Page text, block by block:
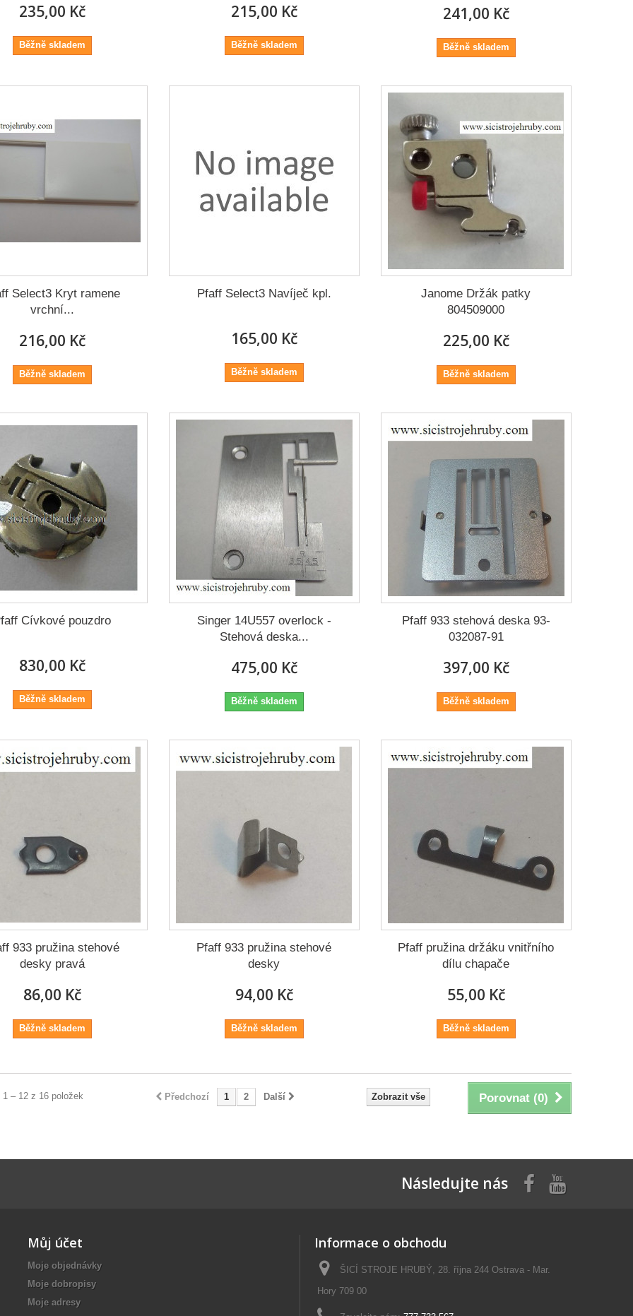
235,00 Kč
Běžně skladem
215,00 Kč
Běžně skladem
241,00 Kč
Běžně skladem
Select3 Kryt ramene
vrchní...
216,00 Kč
Běžně skladem
Pfaff Select3 Navíječ kpl.
165,00 Kč
Běžně skladem
Janome Držák patky
804509000
225,00 Kč
Běžně skladem
Cívkové pouzdro
830,00 Kč
Běžně skladem
Singer 14U557 overlock -
Stehová deska...
475,00 Kč
Běžně skladem
Pfaff 933 stehová deska 93-
032087-91
397,00 Kč
Běžně skladem
933 pružina stehové
desky pravá
86,00 Kč
Běžně skladem
Pfaff 933 pružina stehové
desky
94,00 Kč
Běžně skladem
Pfaff pružina držáku vnitřního
dílu chapače
55,00 Kč
Běžně skladem
Porovnat (0)
Zobrazit vše
Předchozí 1 2 Další
1 – 12 z 16 položek
Následujte nás
Můj účet
Moje objednávky
Moje dobropisy
Moje adresy
Informace o obchodu
ŠICÍ STROJE HRUBÝ, 28. října 244 Ostrava - Mar.
Hory 709 00